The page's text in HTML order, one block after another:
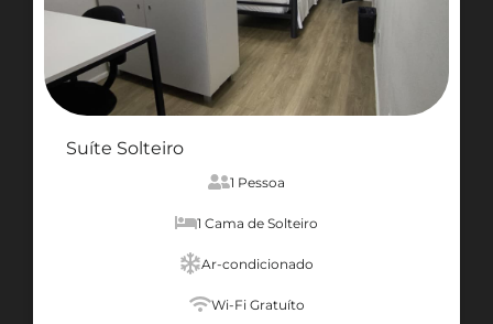
Suíte Solteiro
1 Pessoa
1 Cama de Solteiro
Ar-condicionado
Wi-Fi Gratuíto